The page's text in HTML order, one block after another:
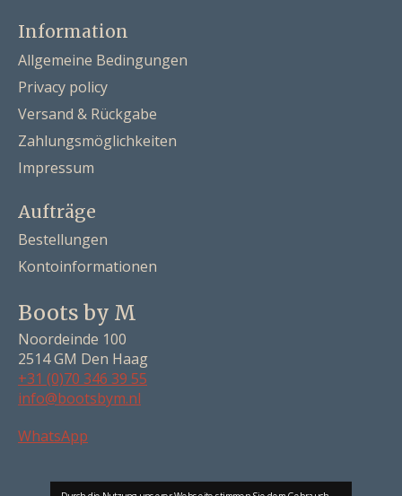
Information
Allgemeine Bedingungen
Privacy policy
Versand & Rückgabe
Zahlungsmöglichkeiten
Impressum
Aufträge
Bestellungen
Kontoinformationen
Boots by M
Noordeinde 100
2514 GM Den Haag
+31 (0)70 346 39 55
info@bootsbym.nl
WhatsApp
English